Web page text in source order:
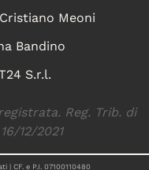
Meoni
Bandino
S.r.l.
Reg. Trib. di
12/2021
| CF. e P.I. 07100110480